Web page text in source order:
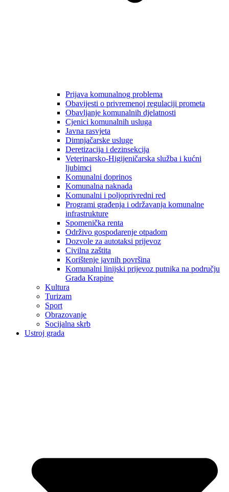
Prijava komunalnog problema
Obavijesti o privremenoj regulaciji prometa
Obavljanje komunalnih djelatnosti
Cjenici komunalnih usluga
Javna rasvjeta
Dimnjačarske usluge
Deretizacija i dezinsekcija
Veterinarsko-Higijeničarska služba i kućni
ljubimci
Komunalni doprinos
Komunalna naknada
Komunalni i poljoprivredni red
Programi građenja i održavanja komunalne
infrastrukture
Spomenička renta
Održivo gospodarenje otpadom
Dozvole za autotaksi prijevoz
Civilna zaštita
Korištenje javnih površina
Komunalni linijski prijevoz putnika na području
Grada Krapine
Kultura
Turizam
Sport
Obrazovanje
Socijalna skrb
Ustroj grada